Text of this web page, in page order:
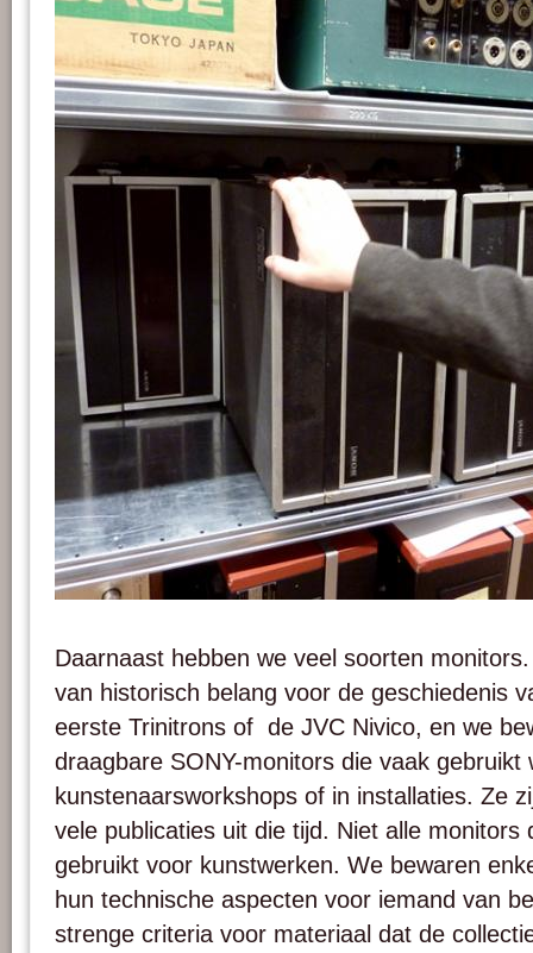
Daarnaast hebben we veel soorten
van historisch belang voor de geschiedenis
eerste Trinitrons of de JVC Nivico, en we
draagbare SONY-monitors die vaak gebruikt
kunstenaarsworkshops of in installaties. Ze
vele publicaties uit die tijd. Niet alle monitors
gebruikt voor kunstwerken. We bewaren
hun technische aspecten voor iemand van
strenge criteria voor materiaal dat de